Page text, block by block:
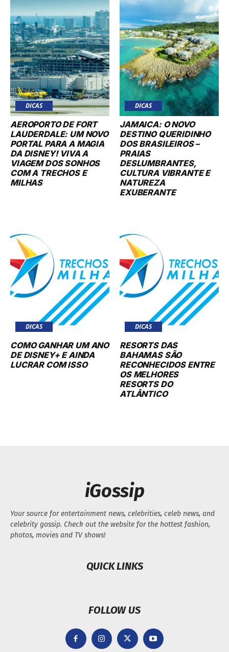
DICAS
AEROPORTO DE FORT
LAUDERDALE: UM NOVO
PORTAL PARA A MAGIA
DA DISNEY! VIVA A
VIAGEM DOS SONHOS
COM A TRECHOS E
MILHAS
DICAS
JAMAICA: O NOVO
DESTINO QUERIDINHO
DOS BRASILEIROS –
PRAIAS
DESLUMBRANTES,
CULTURA VIBRANTE E
NATUREZA
EXUBERANTE
DICAS
COMO GANHAR UM ANO
DE DISNEY+ E AINDA
LUCRAR COM ISSO
DICAS
RESORTS DAS
BAHAMAS SÃO
RECONHECIDOS ENTRE
OS MELHORES
RESORTS DO
ATLÂNTICO
iGossip
Your source for entertainment news, celebrities, celeb news, and
celebrity gossip. Check out the website for the hottest fashion,
photos, movies and TV shows!
QUICK LINKS
FOLLOW US